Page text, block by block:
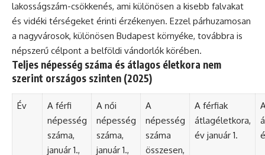
lakosságszám-csökkenés, ami különösen a kisebb falvakat
és vidéki térségeket érinti érzékenyen. Ezzel párhuzamosan
a nagyvárosok, különösen Budapest környéke, továbbra is
népszerű célpont a belföldi vándorlók körében.
Teljes népesség száma és átlagos életkora nem
szerint országos szinten (2025)
Év
A férfi
népesség
száma,
január 1.,
A női
népesség
száma,
január 1.,
A
népesség
száma
összesen,
A férfiak
átlagéletkora,
év január 1.